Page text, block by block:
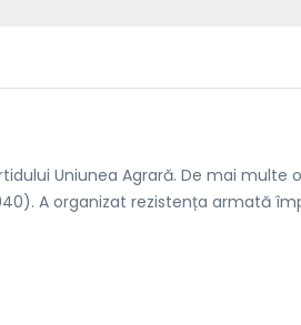
Uniunea Agrară. De mai multe
A organizat rezistența armată